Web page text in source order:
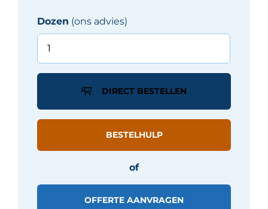
Dozen (ons advies)
Iris
BALANCE
Geel
DIRECT BESTELLEN
BESTELHULP
of
OFFERTE AANVRAGEN